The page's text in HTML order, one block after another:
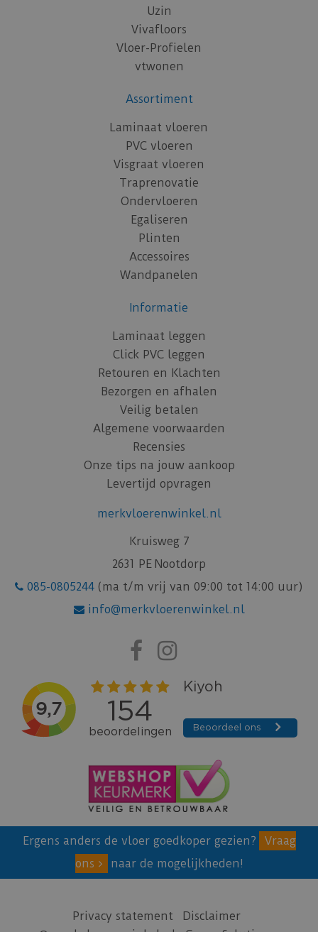
Uzin
Vivafloors
Vloer-Profielen
vtwonen
Assortiment
Laminaat vloeren
PVC vloeren
Visgraat vloeren
Traprenovatie
Ondervloeren
Egaliseren
Plinten
Accessoires
Wandpanelen
Informatie
Laminaat leggen
Click PVC leggen
Retouren en Klachten
Bezorgen en afhalen
Veilig betalen
Algemene voorwaarden
Recensies
Onze tips na jouw aankoop
Levertijd opvragen
merkvloerenwinkel.nl
Kruisweg 7
2631 PE Nootdorp
085-0805244 (ma t/m vrij van 09:00 tot 14:00 uur)
info@merkvloerenwinkel.nl
Ergens anders de vloer goedkoper gezien?
Vraag
ons
naar de mogelijkheden!
Privacy statement
Disclaimer